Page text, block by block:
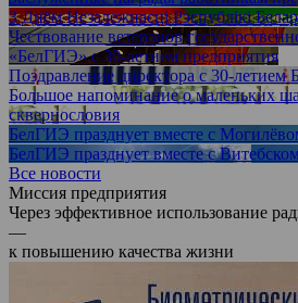
З Днём Незалежнасці Рэспублікі
Чествование ветеранов
«БелГИЭ» с 30-летием предприятия
Поздравление директора с 30-летием
Большое напоминание о маленьких
сквернословия
БелГИЭ празднует вместе с
БелГИЭ празднует вместе с
Все новости
Миссия предприятия
Через эффективное использование
—
к повышению качества жизни